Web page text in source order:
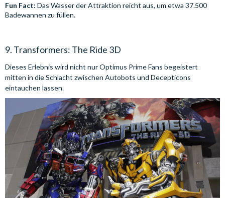
Fun Fact: Das Wasser der Attraktion reicht aus, um etwa 37.500
Badewannen zu füllen.
9. Transformers: The Ride 3D
Dieses Erlebnis wird nicht nur Optimus Prime Fans begeistert
mitten in die Schlacht zwischen Autobots und Decepticons
eintauchen lassen.